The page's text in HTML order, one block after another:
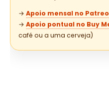
→ Apoio mensal no
→ Apoio pontual no Buy
café ou a uma cerveja)